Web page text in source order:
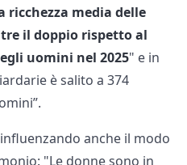
ricchezza media delle
il doppio rispetto al
uomini nel 2025" e in
è salito a 374
anche il modo
"Le donne sono in